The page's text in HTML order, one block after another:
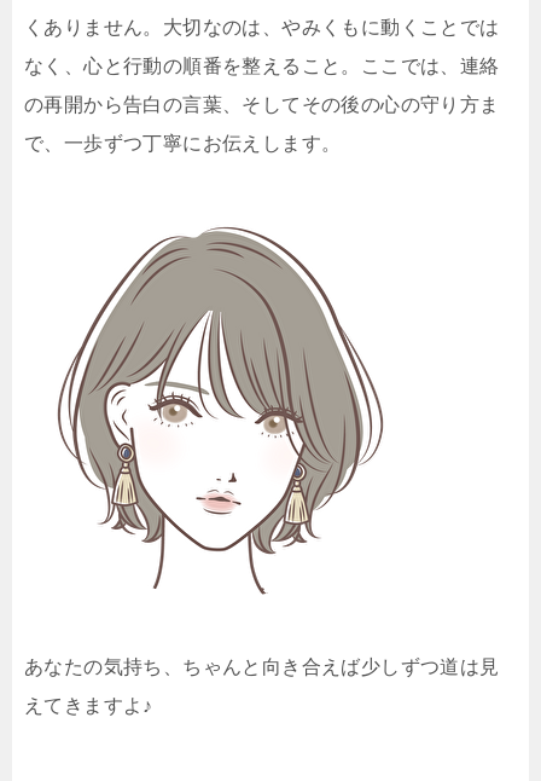
くありません。大切なのは、やみくもに動くことでは
なく、心と行動の順番を整えること。ここでは、連絡
の再開から告白の言葉、そしてその後の心の守り方ま
で、一歩ずつ丁寧にお伝えします。
あなたの気持ち、ちゃんと向き合えば少しずつ道は見
えてきますよ♪